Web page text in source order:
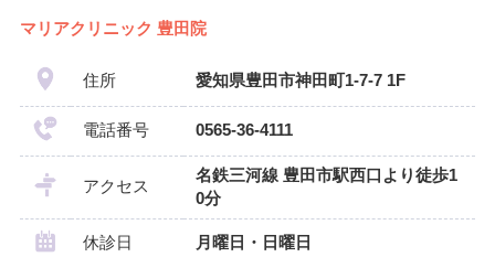
マリアクリニック 豊田院
住所 愛知県豊田市神田町1-7-7 1F
電話番号 0565-36-4111
アクセス
名鉄三河線 豊田市駅西口より徒歩1
0分
休診日 月曜日・日曜日